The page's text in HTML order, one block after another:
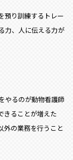
預り訓練するトレー
力、人に伝える力が
やるのが動物看護師
きることが増えた
外の業務を行うこと